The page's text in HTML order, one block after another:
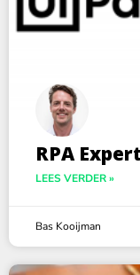
RPA
LEES VERDER »
Bas Kooijman